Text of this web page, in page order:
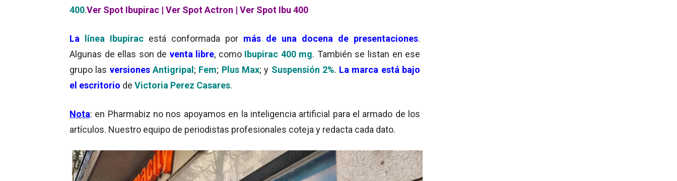
400.Ver Spot Ibupirac | Ver Spot Actron | Ver Spot Ibu 400
La línea Ibupirac está conformada por más de una docena de presentaciones.
Algunas de ellas son de venta libre, como Ibupirac 400 mg. También se listan en ese
grupo las versiones Antigripal; Fem; Plus Max; y Suspensión 2%. La marca está bajo
el escritorio de Victoria Perez Casares.
Nota: en Pharmabiz no nos apoyamos en la inteligencia artificial para el armado de los
artículos. Nuestro equipo de periodistas profesionales coteja y redacta cada dato.